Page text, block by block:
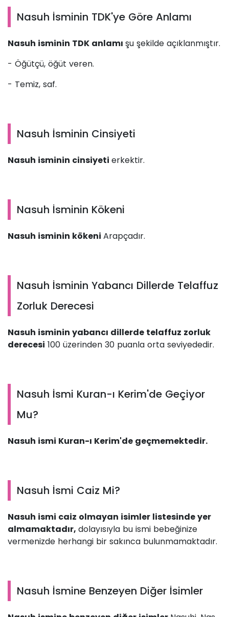
Nasuh İsminin TDK'ye Göre Anlamı
Nasuh isminin TDK anlamı şu şekilde açıklanmıştır.
- Öğütçü, öğüt veren.
- Temiz, saf.
Nasuh İsminin Cinsiyeti
Nasuh isminin cinsiyeti erkektir.
Nasuh İsminin Kökeni
Nasuh isminin kökeni Arapçadır.
Nasuh İsminin Yabancı Dillerde Telaffuz
Zorluk Derecesi
Nasuh isminin yabancı dillerde telaffuz zorluk
derecesi 100 üzerinden 30 puanla orta seviyededir.
Nasuh İsmi Kuran-ı Kerim'de Geçiyor
Mu?
Nasuh ismi Kuran-ı Kerim'de geçmemektedir.
Nasuh İsmi Caiz Mi?
Nasuh ismi caiz olmayan isimler listesinde yer
almamaktadır, dolayısıyla bu ismi bebeğinize
vermenizde herhangi bir sakınca bulunmamaktadır.
Nasuh İsmine Benzeyen Diğer İsimler